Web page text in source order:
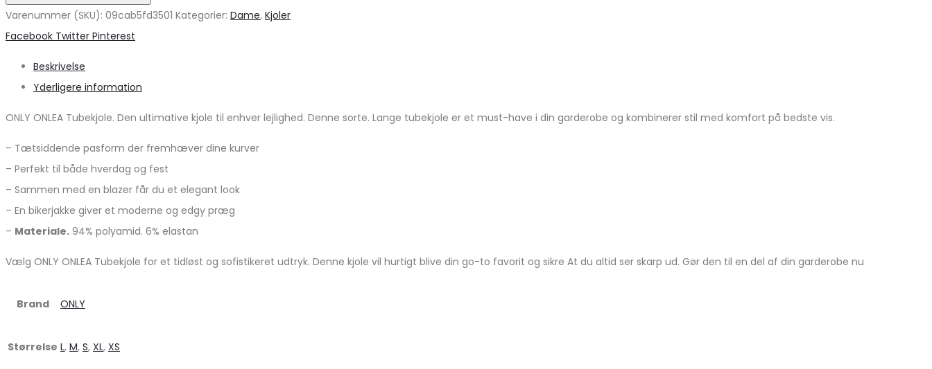
Fest
MoroAG232BARID
Varenummer (SKU): 09cab5fd3501 Kategorier: Dame, Kjoler
Share
Facebook Twitter Pinterest
Beskrivelse
Yderligere information
ONLY ONLEA Tubekjole. Den ultimative kjole til enhver lejlighed. Denne sorte. Lange tubekjole er et must-have i din garderobe og kombinerer stil med komfort på bedste vis.
– Tætsiddende pasform der fremhæver dine kurver
– Perfekt til både hverdag og fest
– Sammen med en blazer får du et elegant look
– En bikerjakke giver et moderne og edgy præg
– Materiale. 94% polyamid. 6% elastan
Vælg ONLY ONLEA Tubekjole for et tidløst og sofistikeret udtryk. Denne kjole vil hurtigt blive din go-to favorit og sikre At du altid ser skarp ud. Gør den til en del af din garderobe nu
Brand ONLY
Størrelse L, M, S, XL, XS